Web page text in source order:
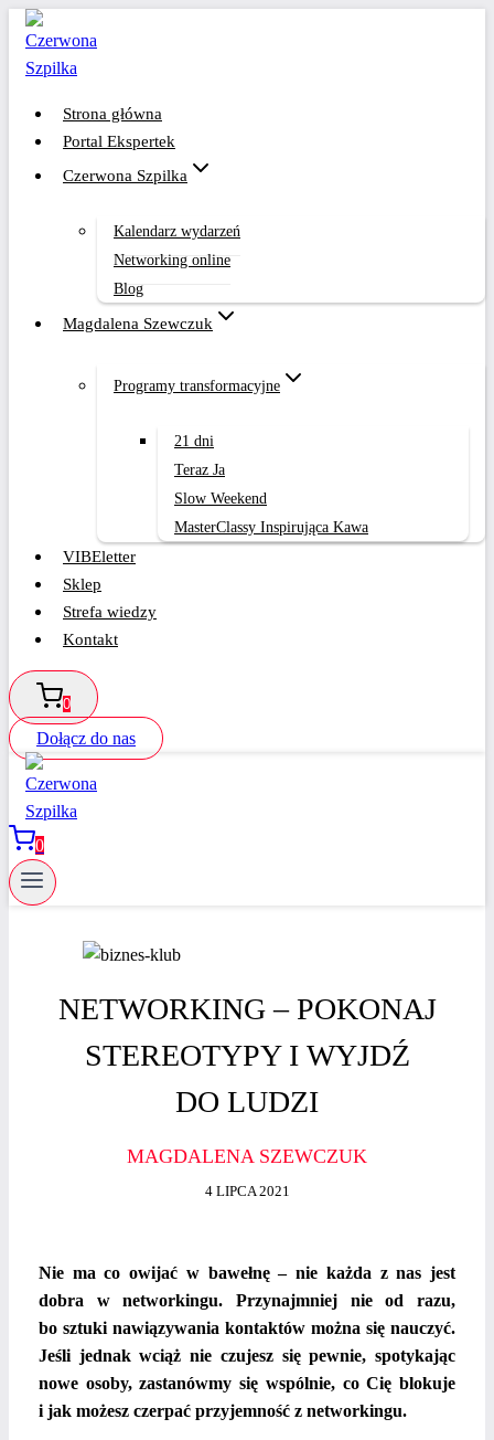
Przejdź
treści
Strona główna
Portal Ekspertek
Czerwona Szpilka
Kalendarz wydarzeń
Networking online
Blog
Magdalena Szewczuk
Programy transformacyjne
21 dni
Teraz Ja
Slow Weekend
MasterClassy Inspirująca Kawa
VIBEletter
Sklep
Strefa wiedzy
Kontakt
0
Dołącz do nas
0
NETWORKING – POKONAJ
STEREOTYPY I WYJDŹ
DO LUDZI
MAGDALENA SZEWCZUK
4 LIPCA 2021
Nie ma co owijać w bawełnę – nie każda z nas jest
dobra w networkingu. Przynajmniej nie od razu,
bo sztuki nawiązywania kontaktów można się nauczyć.
Jeśli jednak wciąż nie czujesz się pewnie, spotykając
nowe osoby, zastanówmy się wspólnie, co Cię blokuje
i jak możesz czerpać przyjemność z networkingu.